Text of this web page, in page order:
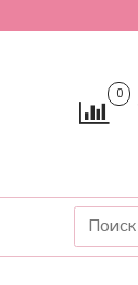
0